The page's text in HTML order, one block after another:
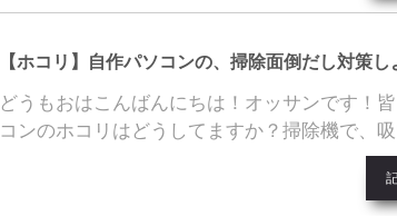
【ホコリ】自作パソコンの、掃除面倒だし対策し
どうもおはこんばんにちは！オッサンです！
コンのホコリはどうしてますか？掃除機で、